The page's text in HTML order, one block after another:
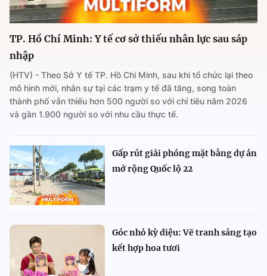
TP. Hồ Chí Minh: Y tế cơ sở thiếu nhân lực sau sáp
nhập
(HTV) - Theo Sở Y tế TP. Hồ Chí Minh, sau khi tổ chức lại theo
mô hình mới, nhân sự tại các trạm y tế đã tăng, song toàn
thành phố vẫn thiếu hơn 500 người so với chỉ tiêu năm 2026
và gần 1.900 người so với nhu cầu thực tế.
Gấp rút giải phóng mặt bằng dự án
mở rộng Quốc lộ 22
Góc nhỏ kỳ diệu: Vẽ tranh sáng tạo
kết hợp hoa tươi